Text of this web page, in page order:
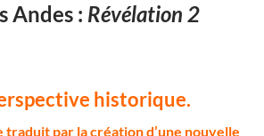
Andes : Révélation 2
historique.
par la création d’une nouvelle